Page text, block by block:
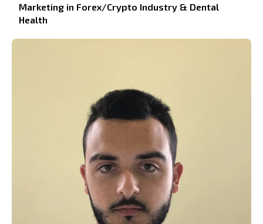
Marketing in Forex/Crypto Industry & Dental
Health